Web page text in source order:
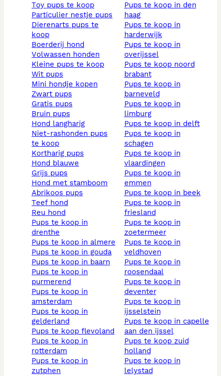
toy pups te koop
particulier nestje pups
dierenarts pups te
koop
boerderij hond
volwassen honden
kleine pups te koop
wit pups
mini hondje kopen
zwart pups
gratis pups
bruin pups
hond langharig
niet-rashonden pups
te koop
kortharig pups
hond blauwe
grijs pups
hond met stamboom
abrikoos pups
teef hond
reu hond
pups te koop in
drenthe
pups te koop in almere
pups te koop in gouda
pups te koop in baarn
pups te koop in
purmerend
pups te koop in
amsterdam
pups te koop in
gelderland
pups te koop flevoland
pups te koop in
rotterdam
pups te koop in
zutphen
pups te koop in den
haag
pups te koop in
harderwijk
pups te koop in
overijssel
pups te koop noord
brabant
pups te koop in
barneveld
pups te koop in
limburg
pups te koop in delft
pups te koop in
schagen
pups te koop in
vlaardingen
pups te koop in
emmen
pups te koop in beek
pups te koop in
friesland
pups te koop in
zoetermeer
pups te koop in
veldhoven
pups te koop in
roosendaal
pups te koop in
deventer
pups te koop in
ijsselstein
pups te koop in capelle
aan den ijssel
pups te koop zuid
holland
pups te koop in
lelystad